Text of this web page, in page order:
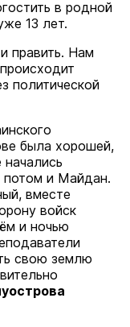
в родной
13 лет.
править. Нам
политической
была хорошей,
потом и Майдан.
вместе
войск
и ночью
свою землю